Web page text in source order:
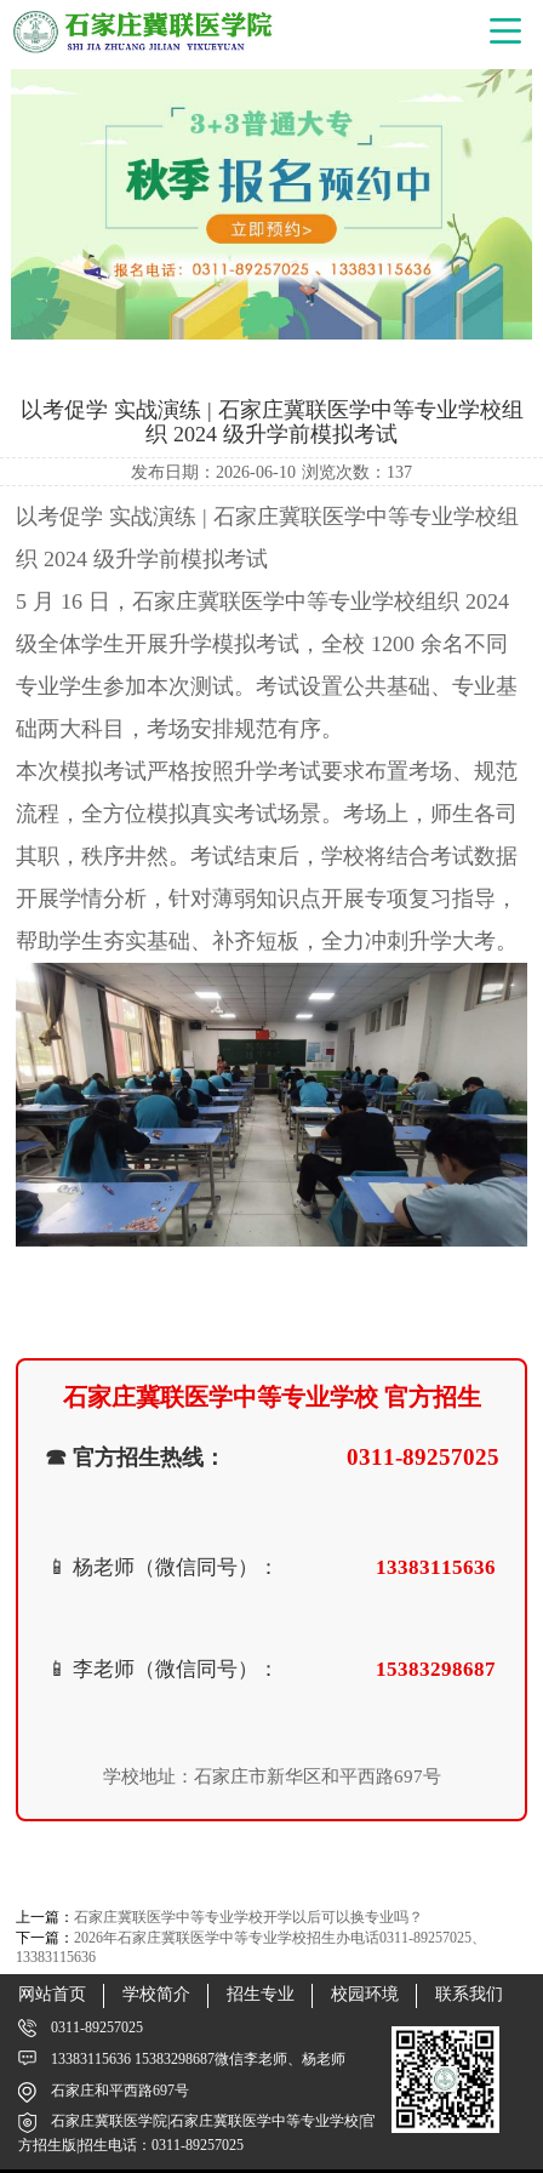
以考促学 实战演练 | 石家庄冀联医学中等专业学校组
织 2024 级升学前模拟考试
发布日期：2026-06-10 浏览次数： 137
以考促学 实战演练 | 石家庄冀联医学中等专业学校组
织 2024 级升学前模拟考试
5 月 16 日，石家庄冀联医学中等专业学校组织 2024
级全体学生开展升学模拟考试，全校 1200 余名不同
专业学生参加本次测试。考试设置公共基础、专业基
础两大科目，考场安排规范有序。
本次模拟考试严格按照升学考试要求布置考场、规范
流程，全方位模拟真实考试场景。考场上，师生各司
其职，秩序井然。考试结束后，学校将结合考试数据
开展学情分析，针对薄弱知识点开展专项复习指导，
帮助学生夯实基础、补齐短板，全力冲刺升学大考。
石家庄冀联医学中等专业学校 官方招生
☎ 官方招生热线： 0311-89257025
📱 杨老师（微信同号）： 13383115636
📱 李老师（微信同号）： 15383298687
学校地址：石家庄市新华区和平西路697号
上一篇：石家庄冀联医学中等专业学校开学以后可以换专业吗？
下一篇：2026年石家庄冀联医学中等专业学校招生办电话0311-89257025、
13383115636
网站首页 学校简介 招生专业 校园环境 联系我们
0311-89257025
13383115636 15383298687微信李老师、杨老师
石家庄和平西路697号
石家庄冀联医学院|石家庄冀联医学中等专业学校|官
方招生版|招生电话：0311-89257025